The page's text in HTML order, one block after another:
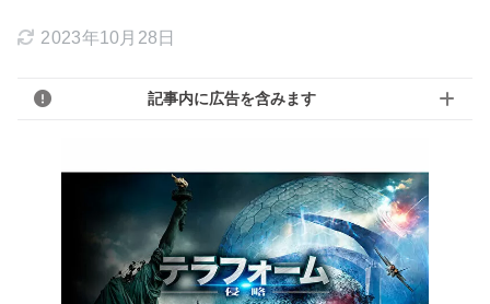
2023年10月28日
記事内に広告を含みます